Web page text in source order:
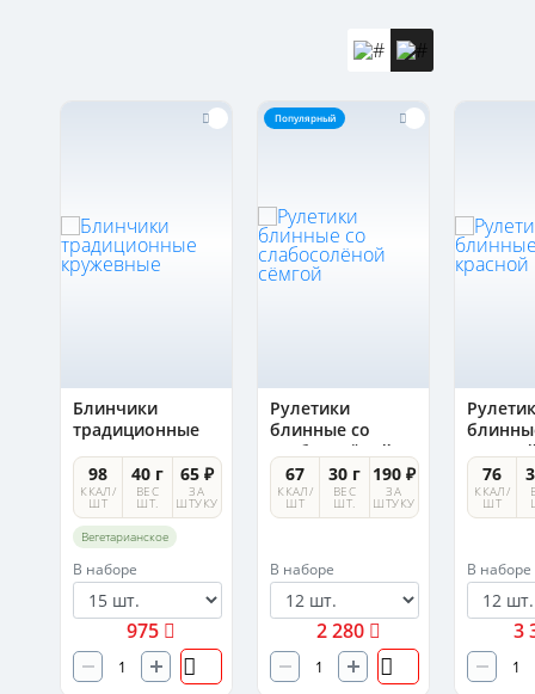
Блинчики
традиционные
кружевные
98
ККАЛ/
ШТ
40 г
ВЕС
ШТ.
65 ₽
ЗА
ШТУКУ
Вегетарианское
В наборе
975
Популярный
Рулетики
блинные со
слабосолёной
сёмгой
67
ККАЛ/
ШТ
30 г
ВЕС
ШТ.
190 ₽
ЗА
ШТУКУ
В наборе
2 280
76
ККАЛ/
ШТ
В наборе
3